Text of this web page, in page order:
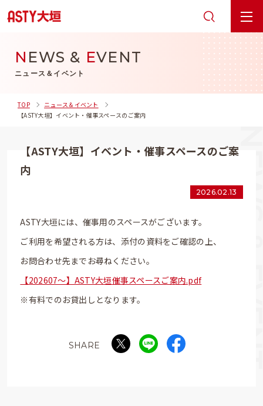
N EWS & EVENT
ニュース＆イベント
TOP
ニュース＆イベント
【ASTY大垣】イベント・催事スペースのご案内
【ASTY大垣】イベント・催事スペースのご案
内
2026.02.13
ASTY大垣には、催事用のスペースがございます。
ご利用を希望される方は、添付の資料をご確認の上、
お問合わせ先までお尋ねください。
【202607～】ASTY大垣催事スペースご案内.pdf
※有料でのお貸出しとなります。
SHARE